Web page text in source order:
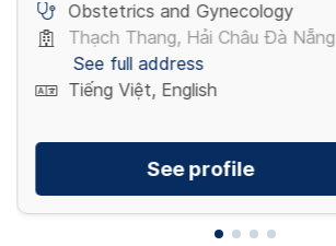
Obstetrics and Gynecology
Thạch Thang, Hải Châu Đà Nẵng
See full address
Tiếng Việt, English
See profile